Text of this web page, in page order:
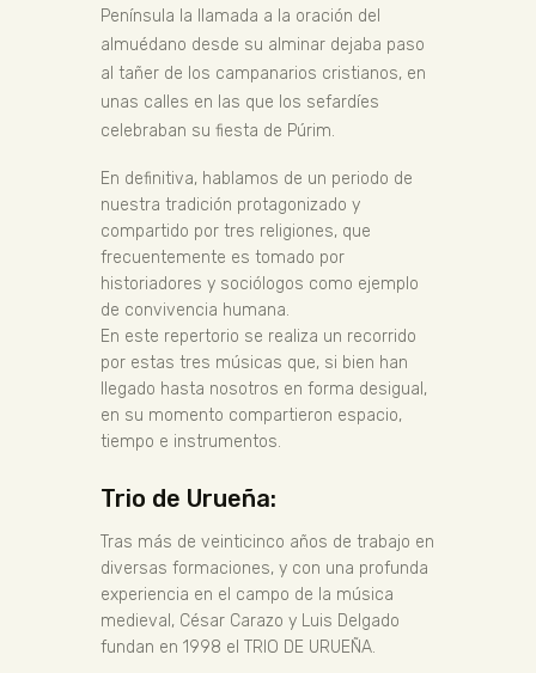
Península la llamada a la oración del
almuédano desde su alminar dejaba paso
al tañer de los campanarios cristianos, en
unas calles en las que los sefardíes
celebraban su fiesta de Púrim.
En definitiva, hablamos de un periodo de
nuestra tradición protagonizado y
compartido por tres religiones, que
frecuentemente es tomado por
historiadores y sociólogos como ejemplo
de convivencia humana.
En este repertorio se realiza un recorrido
por estas tres músicas que, si bien han
llegado hasta nosotros en forma desigual,
en su momento compartieron espacio,
tiempo e instrumentos.
Trio de Urueña:
Tras más de veinticinco años de trabajo en
diversas formaciones, y con una profunda
experiencia en el campo de la música
medieval, César Carazo y Luis Delgado
fundan en 1998 el TRIO DE URUEÑA.